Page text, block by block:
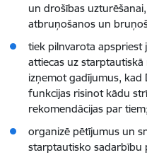
un drošības
atbruņošanos un
tiek pilnvarota apspriest
attiecas uz
izņemot gadījumus, kad
funkcijas risinot kādu
rekomendācijas par tiem;
organizē pētījumus un
starptautisko sadarbību